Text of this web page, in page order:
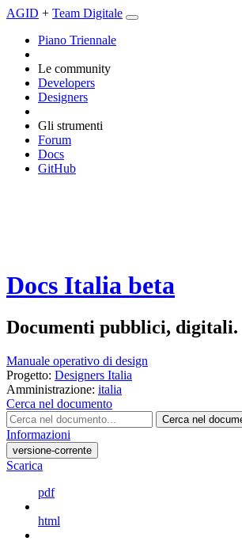
AGID + Team Digitale
Piano Triennale
Le community
Developers
Designers
Gli strumenti
Forum
Docs
GitHub
Docs Italia beta
Documenti pubblici, digitali.
Manuale operativo di design
Progetto: Designers Italia
Amministrazione: italia
Cerca nel documento
Cerca nel
Informazioni
versione-corrente
Scarica
pdf
html